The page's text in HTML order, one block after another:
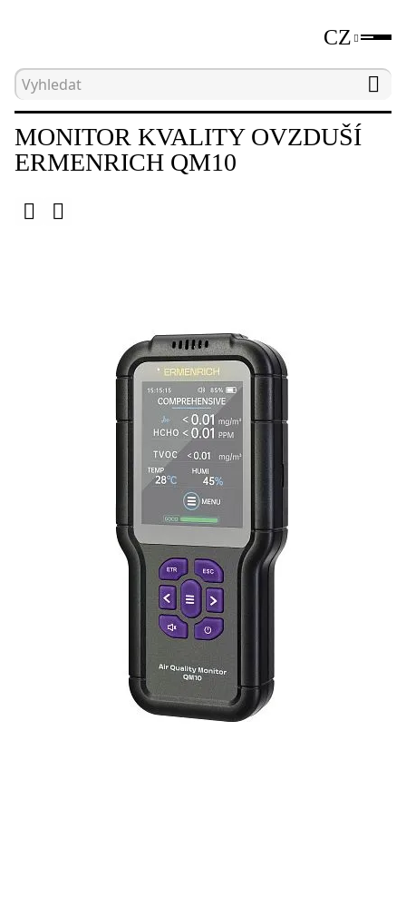
CZ
Hlavní strana Monitor
MONITOR KVALITY OVZDUŠÍ
ERMENRICH QM10